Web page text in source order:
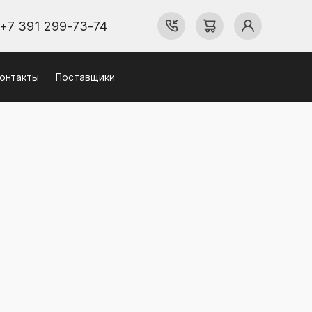
+7 391 299-73-74
Поставщики